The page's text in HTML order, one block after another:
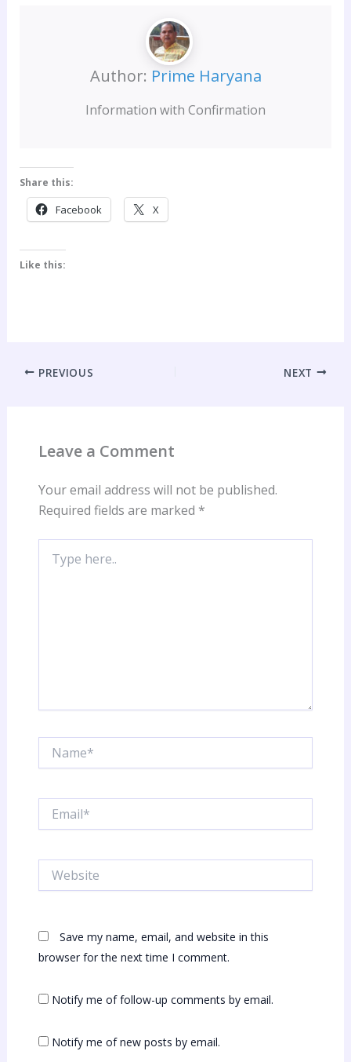
Author: Prime Haryana
Information with Confirmation
Share this:
Facebook X
Like this:
PREVIOUS NEXT
Leave a Comment
Your email address will not be published.
Required fields are marked *
here..
Save my name, email, and website in this
browser for the next time I comment.
Notify me of follow-up comments by email.
Notify me of new posts by email.